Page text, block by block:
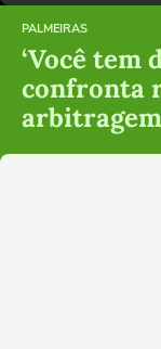
PALMEIRAS
‘Você tem
confronta
arbitragem